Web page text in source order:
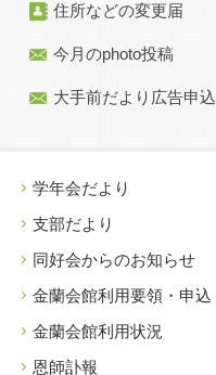
住所などの変更届
今月のphoto投稿
大手前だより広告申込
学年会だより
支部だより
同好会からのお知らせ
金蘭会館利用要領・申込
金蘭会館利用状況
恩師訃報